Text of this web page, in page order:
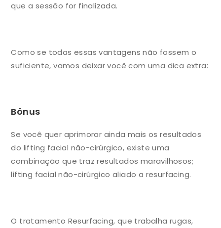
que a sessão for finalizada.
Como se todas essas vantagens não fossem o
suficiente, vamos deixar você com uma dica extra:
Bônus
Se você quer aprimorar ainda mais os resultados
do lifting facial não-cirúrgico, existe uma
combinação que traz resultados maravilhosos;
lifting facial não-cirúrgico aliado a resurfacing.
O tratamento Resurfacing, que trabalha rugas,